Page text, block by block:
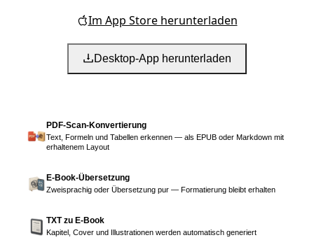
Im App Store herunterladen
Desktop-App herunterladen
PDF-Scan-Konvertierung
Text, Formeln und Tabellen erkennen — als EPUB oder Markdown mit
erhaltenem Layout
E-Book-Übersetzung
Zweisprachig oder Übersetzung pur — Formatierung bleibt erhalten
TXT zu E-Book
Kapitel, Cover und Illustrationen werden automatisch generiert